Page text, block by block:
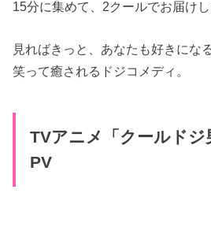
15分に集めて、2クールでお届け
見ればきっと、あなたも好きになる
笑って癒されるドジコメディ。
TVアニメ「クールドジ
PV